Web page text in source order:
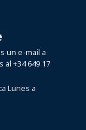
un e-mail a
al +34 649 17
Lunes a